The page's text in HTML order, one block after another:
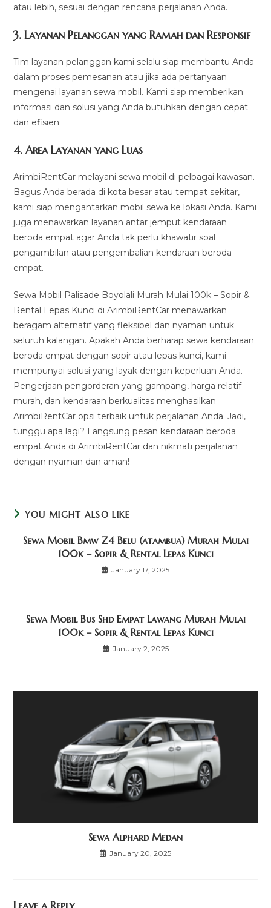
atau lebih, sesuai dengan rencana perjalanan Anda.
3.Layanan Pelanggan yang Ramah dan Responsif
Tim layanan pelanggan kami selalu siap membantu Anda
dalam proses pemesanan atau jika ada pertanyaan
mengenai layanan sewa mobil. Kami siap memberikan
informasi dan solusi yang Anda butuhkan dengan cepat
dan efisien.
4.Area Layanan yang Luas
ArimbiRentCar melayani sewa mobil di pelbagai kawasan.
Bagus Anda berada di kota besar atau tempat sekitar,
kami siap mengantarkan mobil sewa ke lokasi Anda. Kami
juga menawarkan layanan antar jemput kendaraan
beroda empat agar Anda tak perlu khawatir soal
pengambilan atau pengembalian kendaraan beroda
empat.
Sewa Mobil Palisade Boyolali Murah Mulai 100k – Sopir &
Rental Lepas Kunci di ArimbiRentCar menawarkan
beragam alternatif yang fleksibel dan nyaman untuk
seluruh kalangan. Apakah Anda berharap sewa kendaraan
beroda empat dengan sopir atau lepas kunci, kami
mempunyai solusi yang layak dengan keperluan Anda.
Pengerjaan pengorderan yang gampang, harga relatif
murah, dan kendaraan berkualitas menghasilkan
ArimbiRentCar opsi terbaik untuk perjalanan Anda. Jadi,
tunggu apa lagi? Langsung pesan kendaraan beroda
empat Anda di ArimbiRentCar dan nikmati perjalanan
dengan nyaman dan aman!
YOU MIGHT ALSO LIKE
Sewa Mobil Bmw Z4 Belu (atambua) Murah Mulai
100k – Sopir & Rental Lepas Kunci
January 17, 2025
Sewa Mobil Bus Shd Empat Lawang Murah Mulai
100k – Sopir & Rental Lepas Kunci
January 2, 2025
Sewa Alphard Medan
January 20, 2025
Leave a Reply